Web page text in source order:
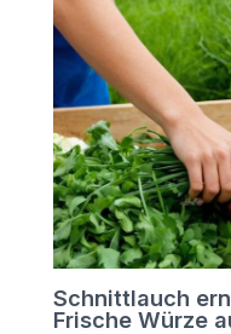
Schnittlauch
Frische Würze